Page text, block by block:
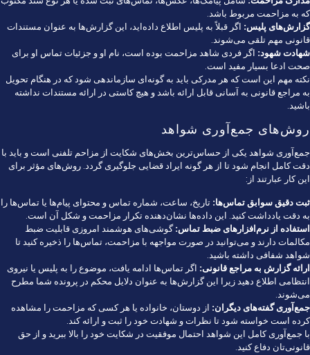
که به مزاحمت مربوط باشد.
گزارش‌های پلیس: اگر قبلاً به پلیس اطلاع داده‌اید، این گزارش‌ها به عنوان مستندات
قانونی مهم تلقی می‌شوند.
شهادت شهود: اگر فردی شاهد مزاحمت بوده است، نام او و جزئیات تماس او برای
صحت ادعا بسیار مفید است.
نکته مهم این است که هر مدرکی باید به گونه‌ای سازماندهی شود که در هنگام تحویل
به مراجع قانونی به آسانی قابل ارائه باشد و هیچ کاستی در ارائه مستندات نداشته
باشید.
روش‌های جمع‌آوری شواهد
جمع‌آوری شواهد یکی از حساس‌ترین بخش‌های شکایت از مزاحم تلفنی است و باید با
دقت کامل انجام شود تا از هر گونه ایراد قضایی جلوگیری گردد. روش‌های مؤثر برای
این کار عبارتند از:
ثبت دقیق سوابق تماس‌ها: تاریخ، ساعت، شماره تماس و محتوای پیام‌ها یا تماس‌ها را
به دقت یادداشت کنید. این داده‌ها نشان‌دهنده تکرار مزاحمت و شکل آن است.
استفاده از نرم‌افزارهای ضبط تماس:گوشی‌های هوشمند امروزی قابلیت ضبط
مکالمات دارند و می‌توانید در صورت مواجهه با مزاحمت، تماس‌ها را ذخیره کنید تا
شواهد شفافی داشته باشید.
ارائه گزارش به مراجع قانونی: اگر تماس‌ها ادامه یافت، موضوع را به پلیس یا نیروی
انتظامی اطلاع دهید زیرا این گزارش‌ها به عنوان دلایل محکم در پرونده شما مطرح
می‌شوند.
جمع‌آوری گفته‌های دیگران: از دوستان، خانواده یا هر کسی که مزاحمت را مشاهده
کرده است خواسته شود تا نظرات و شهادت خود را ثبت و ارائه کند.
با جمع‌آوری کامل این شواهد احتمال موفقیت در شکایت خود را بالا ببرید و از حق
قانونی‌تان دفاع کنید.